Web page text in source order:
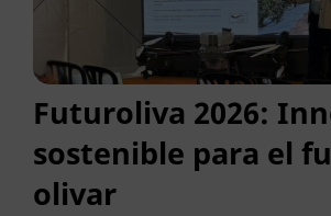
Futuroliva 2026:
sostenible para el
olivar